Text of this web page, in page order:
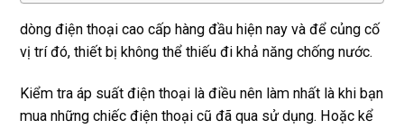
dòng điện thoại cao cấp hàng đầu hiện nay và để củng cố
vị trí đó, thiết bị không thể thiếu đi khả năng chống nước.
Kiểm tra áp suất điện thoại là điều nên làm nhất là khi bạn
mua những chiếc điện thoại cũ đã qua sử dụng. Hoặc kể